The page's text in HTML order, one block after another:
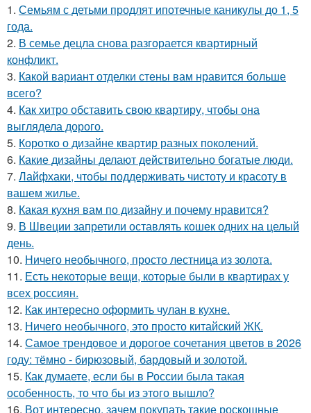
1. Семьям с детьми продлят ипотечные каникулы до 1, 5
года.
2. В семье децла снова разгорается квартирный
конфликт.
3. Какой вариант отделки стены вам нравится больше
всего?
4. Как хитро обставить свою квартиру, чтобы она
выглядела дорого.
5. Коротко о дизайне квартир разных поколений.
6. Какие дизайны делают действительно богатые люди.
7. Лайфхаки, чтобы поддерживать чистоту и красоту в
вашем жилье.
8. Какая кухня вам по дизайну и почему нравится?
9. В Швеции запретили оставлять кошек одних на целый
день.
10. Ничего необычного, просто лестница из золота.
11. Есть некоторые вещи, которые были в квартирах у
всех россиян.
12. Как интересно оформить чулан в кухне.
13. Ничего необычного, это просто китайский ЖК.
14. Самое трендовое и дорогое сочетания цветов в 2026
году: тёмно - бирюзовый, бардовый и золотой.
15. Как думаете, если бы в России была такая
особенность, то что бы из этого вышло?
16. Вот интересно, зачем покупать такие роскошные